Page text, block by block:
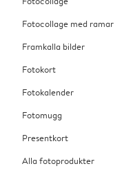
Fotocollage med ramar
Framkalla bilder
Fotokort
Fotokalender
Fotomugg
Presentkort
Alla fotoprodukter